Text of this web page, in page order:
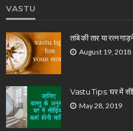
VASTU
तांबे की तार या रत्न
August 19, 2018
Vastu Tips: घर में
May 28, 2019